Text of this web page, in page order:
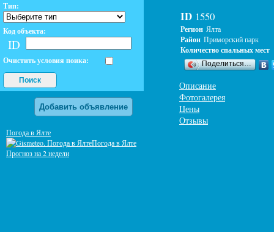
ID 1550
Регион Ялта
Район Приморский парк
Количество спальных мест
Поделиться…
Описание
Фотогалерея
Цены
Отзывы
Тип:
Код объекта:
ID
Очистить условия поика:
Поиск
Добавить объявление
Погода в Ялте
Погода в Ялте
Прогноз на 2 недели